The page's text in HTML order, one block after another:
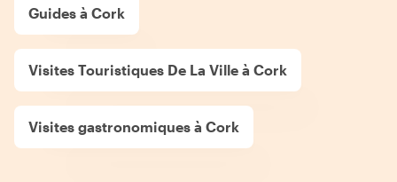
Guides à Cork
Visites Touristiques De La Ville à Cork
Visites gastronomiques à Cork